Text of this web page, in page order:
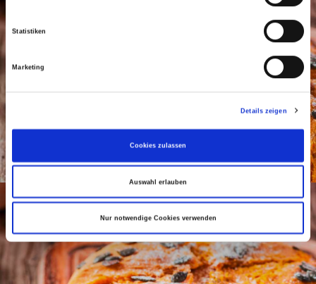
Statistiken
Marketing
Details zeigen
Cookies zulassen
Auswahl erlauben
Nur notwendige Cookies verwenden